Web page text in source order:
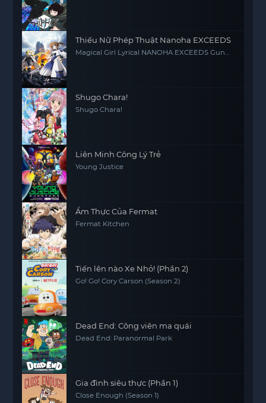
Thiếu Nữ Phép Thuật Nanoha EXCEEDS
Magical Girl Lyrical NANOHA EXCEEDS Gun
Shugo Chara!
Shugo Chara!
Liên Minh Công Lý Trẻ
Young Justice
Ẩm Thực Của Fermat
Fermat Kitchen
Tiến lên nào Xe Nhỏ! (Phần 2)
Go! Go! Cory Carson (Season 2)
Dead End: Công viên ma quái
Dead End: Paranormal Park
Gia đình siêu thực (Phần 1)
Close Enough (Season 1)